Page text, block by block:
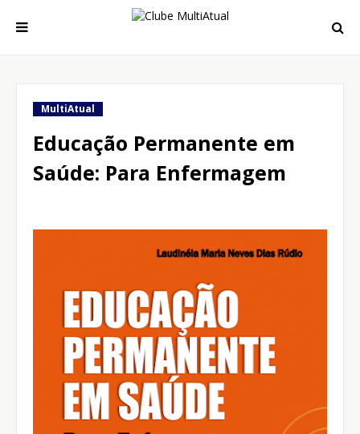
MultiAtual
Educação Permanente em
Saúde: Para Enfermagem